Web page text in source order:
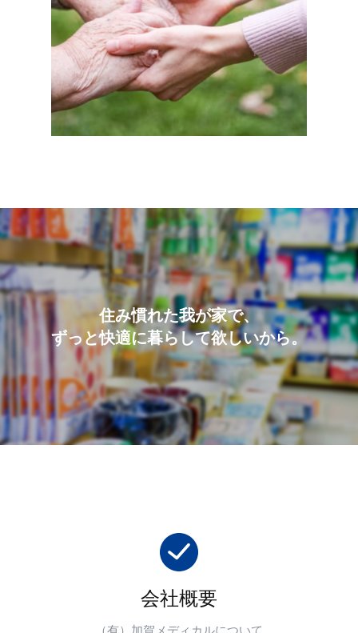
住み慣れた我が家で、
ずっと快適に暮らして欲しいから。
会社概要
（有）加賀メディカルについて